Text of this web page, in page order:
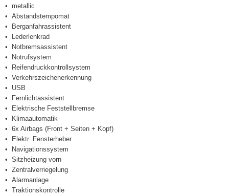
metallic
Abstandstempomat
Berganfahrassistent
Lederlenkrad
Notbremsassistent
Notrufsystem
Reifendruckkontrollsystem
Verkehrszeichenerkennung
USB
Fernlichtassistent
Elektrische Feststellbremse
Klimaautomatik
6x Airbags (Front + Seiten + Kopf)
Elektr. Fensterheber
Navigationssystem
Sitzheizung vorn
Zentralverriegelung
Alarmanlage
Traktionskontrolle